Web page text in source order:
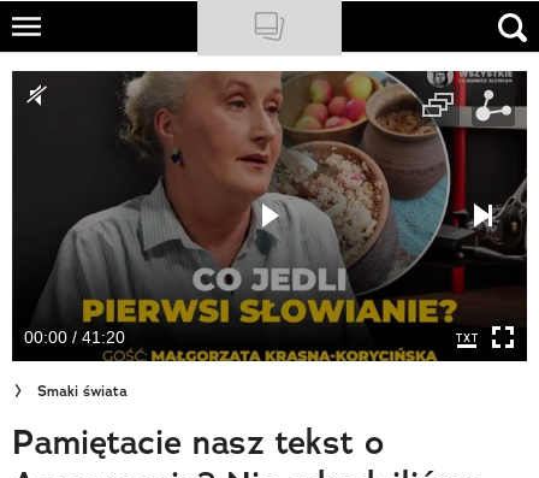
Skip
main
NATIONAL GEOGRAPHIC
Newsletter
Cuda Polski
Wielki Konkurs Fotograficzny
Trendbook Podróżniczy
00:00 / 41:20
Smaki świata
Pamiętacie nasz tekst o